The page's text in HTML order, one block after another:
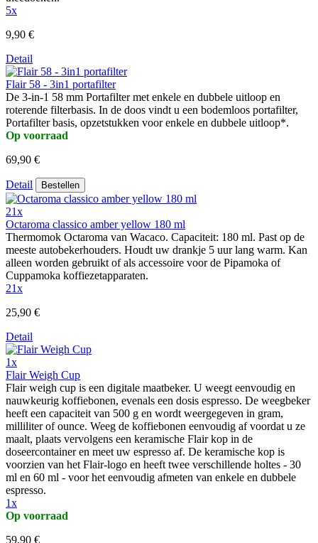
5x
9,90 €
Detail
Flair 58 - 3in1 portafilter
De 3-in-1 58 mm Portafilter met enkele en dubbele uitloop en
roterende filterbasis. In de doos vindt u een bodemloos portafilter,
Portafilter basis, opzetstukken voor enkele en dubbele uitloop*.
Op voorraad
69,90 €
Detail Bestellen
21x
Octaroma classico amber yellow 180 ml
Thermomok Octaroma van Wacaco. Capaciteit: 180 ml. Past op de
meeste autobekerhouders. Houdt uw drankje 5 uur lang warm. Kan
alleen worden gebruikt of als accessoire voor de Pipamoka of
Cuppamoka koffiezetapparaten.
21x
25,90 €
Detail
1x
Flair Weigh Cup
Flair weigh cup is een digitale maatbeker. U weegt eenvoudig en
nauwkeurig koffiebonen, evenals een dosis espresso. De weegbeker
heeft een capaciteit van 500 g en wordt weergegeven in gram,
milliliter of ounce. Weeg de koffiebonen eenvoudig af voordat u ze
maalt, plaats vervolgens een keramische Flair kop in de
doseercontainer en meet uw espresso af. De keramische kop is
voorzien van het Flair-logo en heeft twee verschillende holtes - 30
ml en 60 ml - voor het eenvoudig afmeten van enkele en dubbele
espresso.
1x
Op voorraad
59,90 €